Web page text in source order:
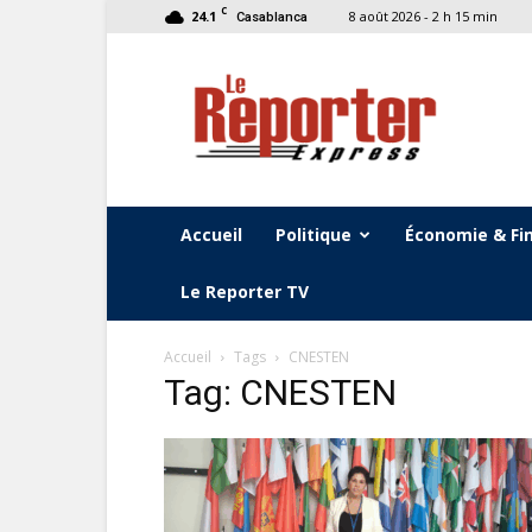
24.1 C Casablanca 8 août 2026 - 2 h 15 min
Le
Reporter
Express
Accueil Politique Économie &
Le Reporter TV
Accueil Tags CNESTEN
Tag: CNESTEN